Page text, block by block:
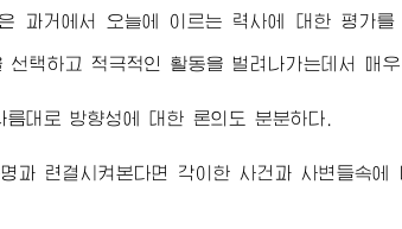
과거에서 오늘에 이르는 력사에 대한 평가
택하고 적극적인 활동을 벌려나가는데서 매
대로 방향성에 대한 론의도 분분하다.
과 련결시켜본다면 각이한 사건과 사변들속에